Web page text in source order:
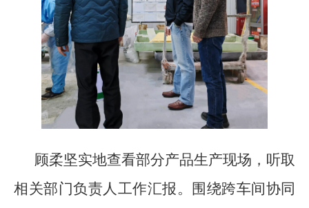
顾柔坚实地查看部分产品生产现场，听取
相关部门负责人工作汇报。围绕跨车间协同